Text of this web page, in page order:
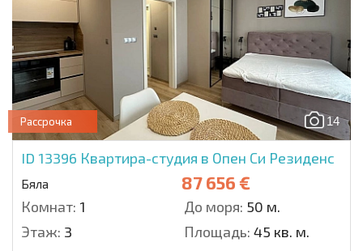
14
Рассрочка
ID 13396 Квартира-студия в Опен Си Резиденс
Бяла 87 656 €
Комнат: 1 До моря: 50 м.
Этаж: 3 Площадь: 45 кв. м.